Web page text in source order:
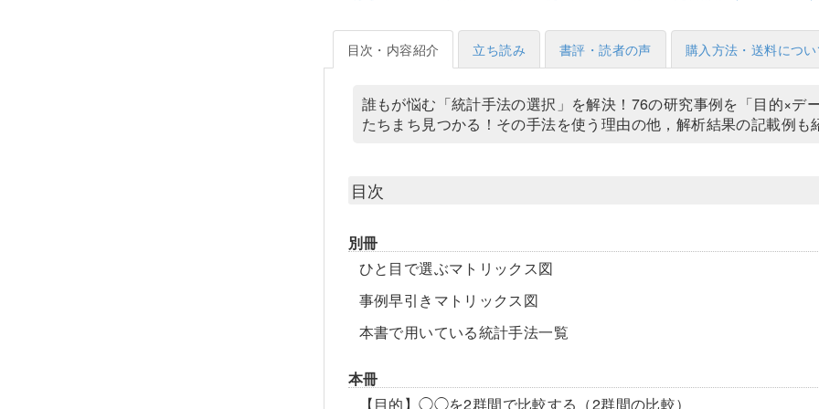
目次・内容紹介 立ち読み 書評・読者の声 購入方法・送料につ
誰もが悩む「統計手法の選択」を解決！76の研究事例を「目的×
たちまち見つかる！その手法を使う理由の他，解析結果の記載例
目次
別冊
ひと目で選ぶマトリックス図
事例早引きマトリックス図
本書で用いている統計手法一覧
本冊
【目的】◯◯を2群間で比較する（2群間の比較）